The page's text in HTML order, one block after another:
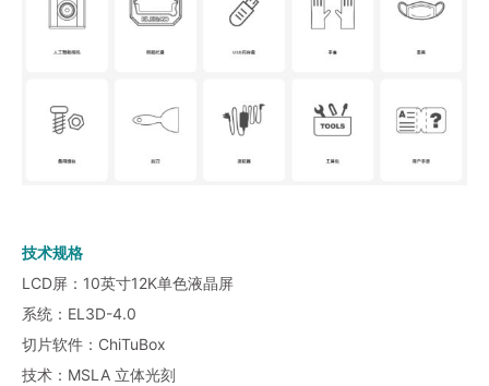
技术规格
LCD屏：10英寸12K单色液晶屏
系统：EL3D-4.0
切片软件：ChiTuBox
技术：MSLA 立体光刻